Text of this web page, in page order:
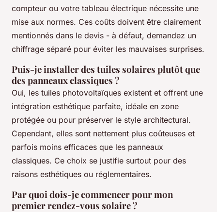
compteur ou votre tableau électrique nécessite une
mise aux normes. Ces coûts doivent être clairement
mentionnés dans le devis - à défaut, demandez un
chiffrage séparé pour éviter les mauvaises surprises.
Puis-je installer des tuiles solaires plutôt que
des panneaux classiques ?
Oui, les tuiles photovoltaïques existent et offrent une
intégration esthétique parfaite, idéale en zone
protégée ou pour préserver le style architectural.
Cependant, elles sont nettement plus coûteuses et
parfois moins efficaces que les panneaux
classiques. Ce choix se justifie surtout pour des
raisons esthétiques ou réglementaires.
Par quoi dois-je commencer pour mon
premier rendez-vous solaire ?